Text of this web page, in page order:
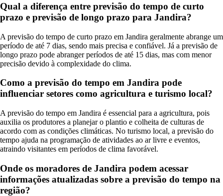
Qual a diferença entre previsão do tempo de curto
prazo e previsão de longo prazo para Jandira?
A previsão do tempo de curto prazo em Jandira geralmente abrange um
período de até 7 dias, sendo mais precisa e confiável. Já a previsão de
longo prazo pode abranger períodos de até 15 dias, mas com menor
precisão devido à complexidade do clima.
Como a previsão do tempo em Jandira pode
influenciar setores como agricultura e turismo local?
A previsão do tempo em Jandira é essencial para a agricultura, pois
auxilia os produtores a planejar o plantio e colheita de culturas de
acordo com as condições climáticas. No turismo local, a previsão do
tempo ajuda na programação de atividades ao ar livre e eventos,
atraindo visitantes em períodos de clima favorável.
Onde os moradores de Jandira podem acessar
informações atualizadas sobre a previsão do tempo na
região?